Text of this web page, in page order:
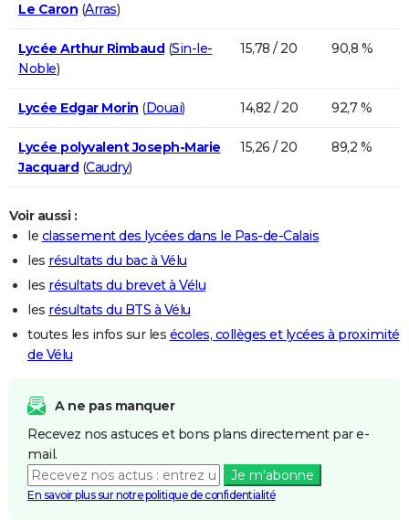
Le Caron (Arras)
Lycée Arthur Rimbaud(Sin-le-
Noble)
15,78 / 20 90,8 %
Lycée Edgar Morin (Douai) 14,82 / 20 92,7 %
Lycée polyvalent Joseph-Marie
Jacquard(Caudry)
15,26 / 20 89,2 %
Voir aussi :
le classement des lycées dans le Pas-de-Calais
les résultats du bac à Vélu
les résultats du brevet à Vélu
les résultats du BTS à Vélu
toutes les infos sur les écoles, collèges et lycées à proximité
de Vélu
A ne pas manquer
Recevez nos astuces et bons plans directement par e-
mail.
Je m'abonne
En savoir plus sur notre politique de confidentialité